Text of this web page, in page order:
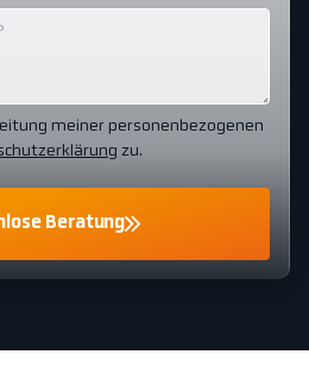
meiner personenbezogenen
zu.
Beratung